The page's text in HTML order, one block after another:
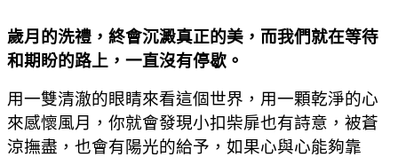
歲月的洗禮，終會沉澱真正的美，而我們就在等待
和期盼的路上，一直沒有停歇。
用一雙清澈的眼睛來看這個世界，用一顆乾淨的心
來感懷風月，你就會發現小扣柴扉也有詩意，被蒼
涼撫盡，也會有陽光的給予，如果心與心能夠靠